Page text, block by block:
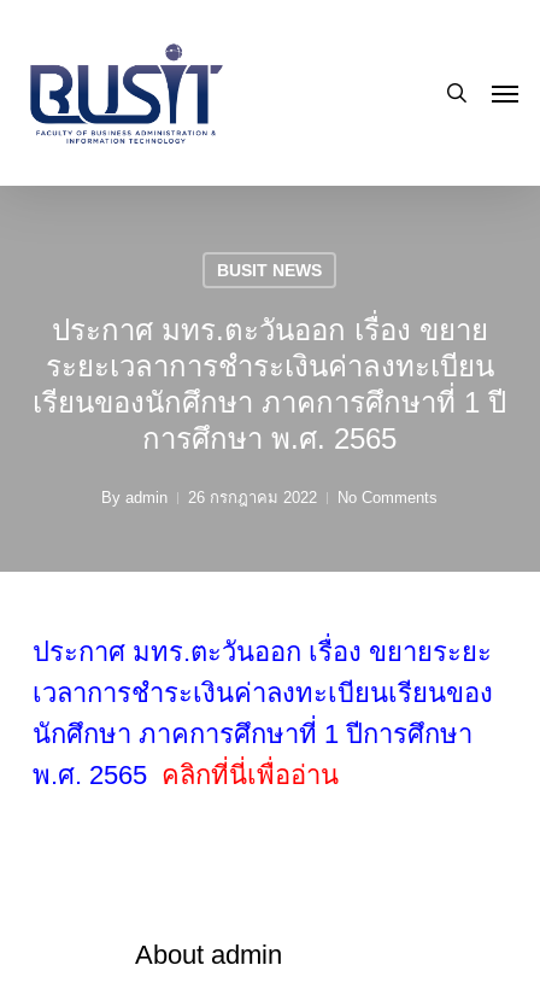
main
content
BUSIT NEWS
ประกาศ มทร.ตะวันออก เรื่อง ขยาย
ระยะเวลาการชำระเงินค่าลงทะเบียน
เรียนของนักศึกษา ภาคการศึกษาที่ 1 ปี
การศึกษา พ.ศ. 2565
By admin 26 กรกฎาคม 2022 No Comments
ประกาศ มทร.ตะวันออก เรื่อง ขยายระยะ
เวลาการชำระเงินค่าลงทะเบียนเรียนของ
นักศึกษา ภาคการศึกษาที่ 1 ปีการศึกษา
พ.ศ. 2565 คลิกที่นี่เพื่ออ่าน
Aboutadmin